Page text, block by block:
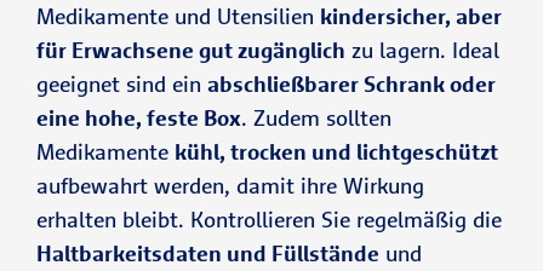
Medikamente und Utensilien kindersicher, aber
für Erwachsene gut zugänglich zu lagern. Ideal
geeignet sind ein abschließbarer Schrank oder
eine hohe, feste Box. Zudem sollten
Medikamente kühl, trocken und lichtgeschützt
aufbewahrt werden, damit ihre Wirkung
erhalten bleibt. Kontrollieren Sie regelmäßig die
Haltbarkeitsdaten und Füllstände und